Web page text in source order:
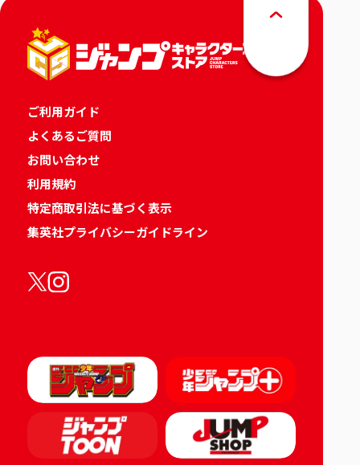
ご利用ガイド
よくあるご質問
お問い合わせ
利用規約
特定商取引法に基づく表示
集英社プライバシーガイドライン